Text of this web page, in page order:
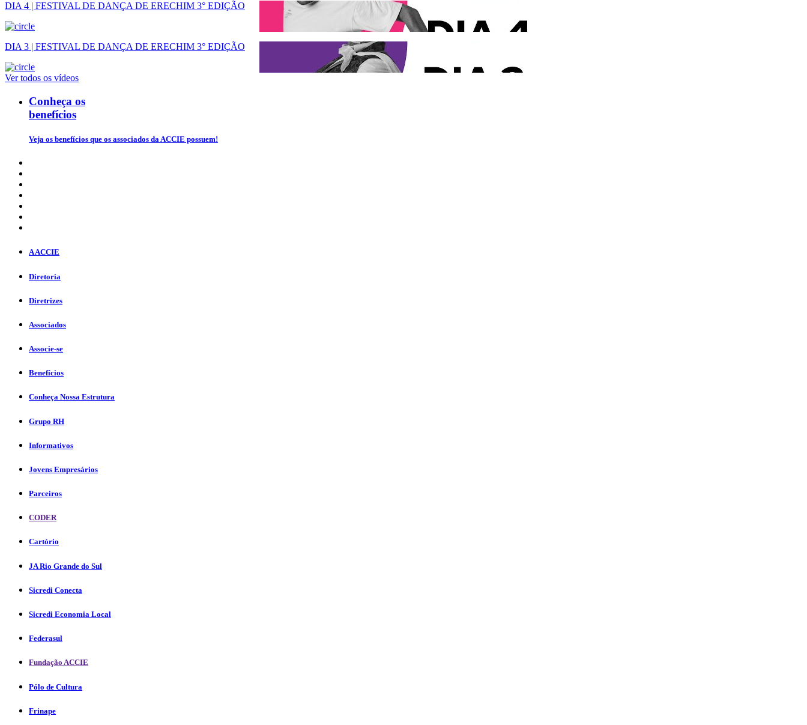
DIA 4 | FESTIVAL DE DANÇA DE ERECHIM 3° EDIÇÃO
DIA 3 | FESTIVAL DE DANÇA DE ERECHIM 3° EDIÇÃO
Ver todos os vídeos
Conheça os
benefícios
Veja os benefícios que os associados da ACCIE possuem!
A ACCIE
Diretoria
Diretrizes
Associados
Associe-se
Benefícios
Conheça Nossa Estrutura
Grupo RH
Informativos
Jovens Empresários
Parceiros
CODER
Cartório
JA Rio Grande do Sul
Sicredi Conecta
Sicredi Economia Local
Federasul
Fundação ACCIE
Pólo de Cultura
Frinape